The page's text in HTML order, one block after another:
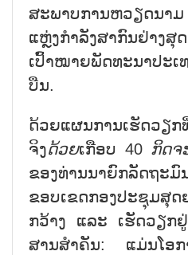
ສະພາບການຫວຽດນ
ແຫຼ່ງກຳລັງສາກົນຢ່າງສຸ
ເປົ້າໝາຍພັດທະນາປະເ
ບືນ.
ດ້ວຍແຜນການເຮັດວຽ
ຈິງດ້ວຍເກືອບ 40 ກິດຈ
ຂອງທ່ານນາຍົກລັດຖ
ຂອບເຂດກອງປະຊຸມສຸ
ກວ້າງ ແລະ ເຮັດວຽກ
ສານສຳຄັນ: ແມ່ນໂອກ